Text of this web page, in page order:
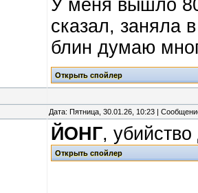
У меня вышло
сказал, заняла
блин думаю
Дата: Пятница, 30.01.26, 10:23 |
ЙОНГ,